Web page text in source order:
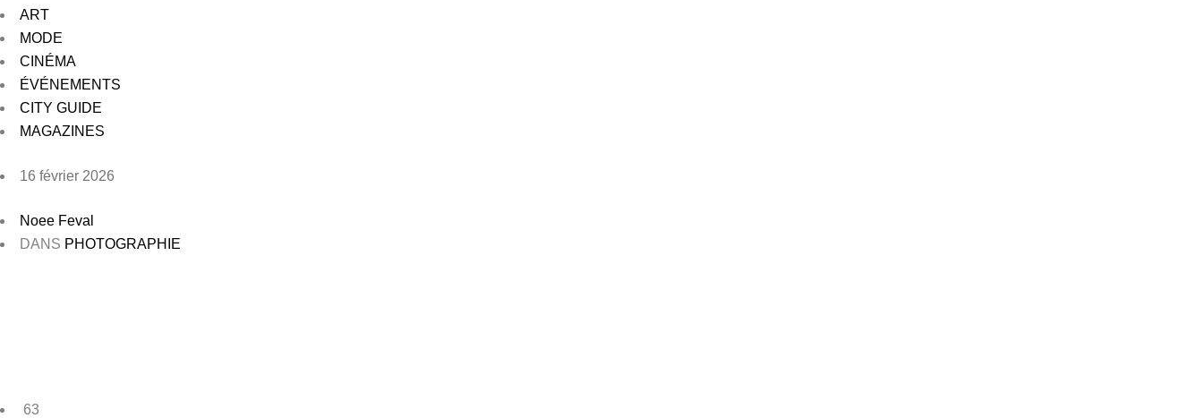
ART
MODE
CINÉMA
ÉVÉNEMENTS
CITY GUIDE
MAGAZINES
16 février 2026
Noee Feval
DANS PHOTOGRAPHIE
63